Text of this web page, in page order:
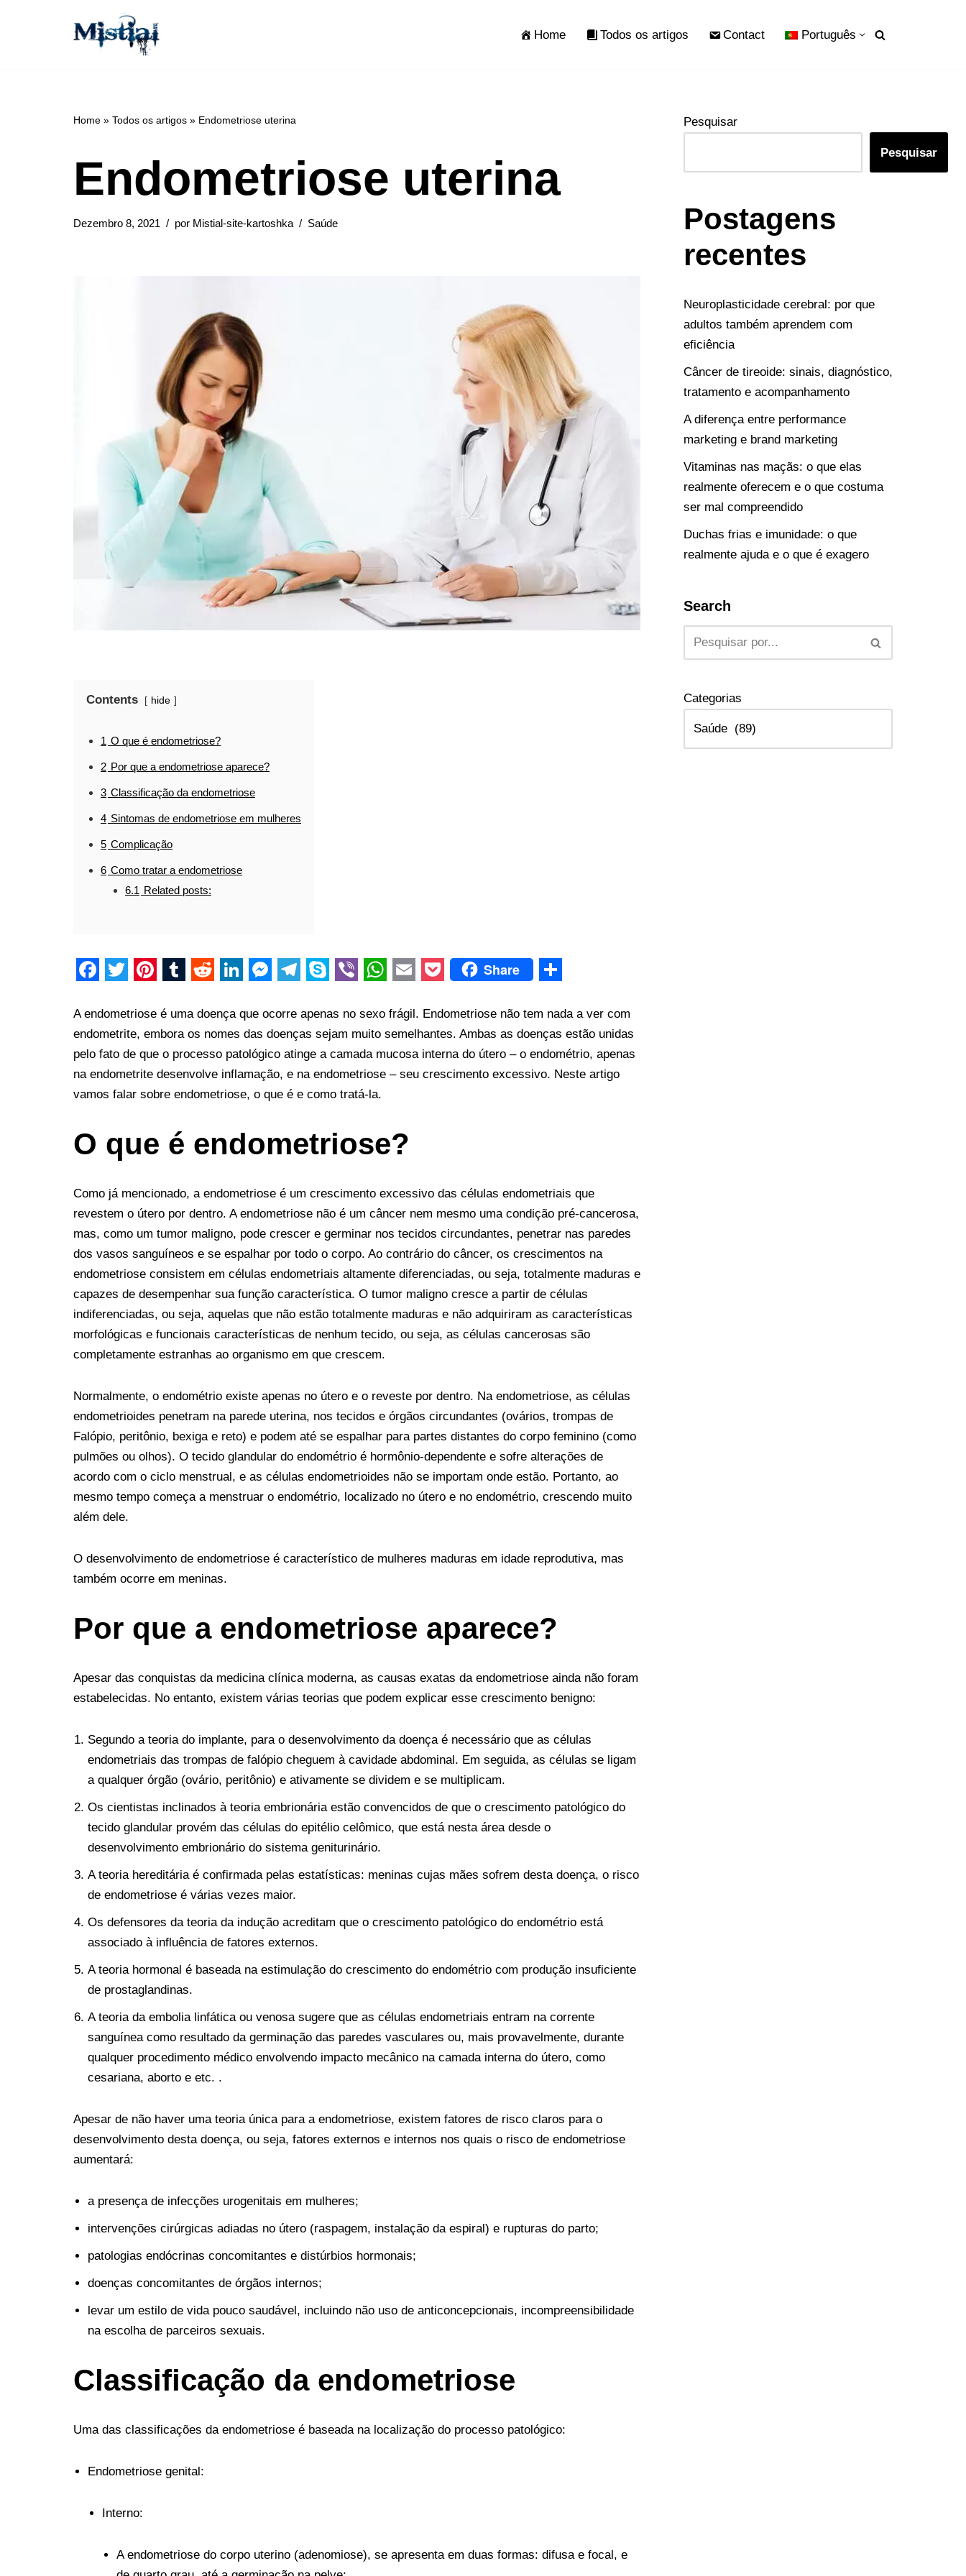
Home Todos os artigos Contact Português
Home » Todos os artigos » Endometriose uterina
Endometriose uterina
Dezembro 8, 2021 por Mistial-site-kartoshka Saúde
Contents hide
1 O que é endometriose?
2 Por que a endometriose aparece?
3 Classificação da endometriose
4 Sintomas de endometriose em mulheres
5 Complicação
6 Como tratar a endometriose
6.1 Related posts:
a
c
e
b
o
k
w
i
t
t
i
n
t
e
s
u
m
b
l
e
d
d
i
i
n
k
e
n
e
s
s
e
n
e
e
l
e
g
m
k
y
p
e
i
b
e
r
h
a
t
s
p
m
a
i
l
o
c
k
e
Share
h
a
r
e
A endometriose é uma doença que ocorre apenas no sexo frágil. Endometriose não tem nada a ver com
endometrite, embora os nomes das doenças sejam muito semelhantes. Ambas as doenças estão unidas
pelo fato de que o processo patológico atinge a camada mucosa interna do útero – o endométrio, apenas
na endometrite desenvolve inflamação, e na endometriose – seu crescimento excessivo. Neste artigo
vamos falar sobre endometriose, o que é e como tratá-la.
O que é endometriose?
Como já mencionado, a endometriose é um crescimento excessivo das células endometriais que
revestem o útero por dentro. A endometriose não é um câncer nem mesmo uma condição pré-cancerosa,
mas, como um tumor maligno, pode crescer e germinar nos tecidos circundantes, penetrar nas paredes
dos vasos sanguíneos e se espalhar por todo o corpo. Ao contrário do câncer, os crescimentos na
endometriose consistem em células endometriais altamente diferenciadas, ou seja, totalmente maduras e
capazes de desempenhar sua função característica. O tumor maligno cresce a partir de células
indiferenciadas, ou seja, aquelas que não estão totalmente maduras e não adquiriram as características
morfológicas e funcionais características de nenhum tecido, ou seja, as células cancerosas são
completamente estranhas ao organismo em que crescem.
Normalmente, o endométrio existe apenas no útero e o reveste por dentro. Na endometriose, as células
endometrioides penetram na parede uterina, nos tecidos e órgãos circundantes (ovários, trompas de
Falópio, peritônio, bexiga e reto) e podem até se espalhar para partes distantes do corpo feminino (como
pulmões ou olhos). O tecido glandular do endométrio é hormônio-dependente e sofre alterações de
acordo com o ciclo menstrual, e as células endometrioides não se importam onde estão. Portanto, ao
mesmo tempo começa a menstruar o endométrio, localizado no útero e no endométrio, crescendo muito
além dele.
O desenvolvimento de endometriose é característico de mulheres maduras em idade reprodutiva, mas
também ocorre em meninas.
Por que a endometriose aparece?
Apesar das conquistas da medicina clínica moderna, as causas exatas da endometriose ainda não foram
estabelecidas. No entanto, existem várias teorias que podem explicar esse crescimento benigno:
Segundo a teoria do implante, para o desenvolvimento da doença é necessário que as células
endometriais das trompas de falópio cheguem à cavidade abdominal. Em seguida, as células se ligam
a qualquer órgão (ovário, peritônio) e ativamente se dividem e se multiplicam.
Os cientistas inclinados à teoria embrionária estão convencidos de que o crescimento patológico do
tecido glandular provém das células do epitélio celômico, que está nesta área desde o
desenvolvimento embrionário do sistema geniturinário.
A teoria hereditária é confirmada pelas estatísticas: meninas cujas mães sofrem desta doença, o risco
de endometriose é várias vezes maior.
Os defensores da teoria da indução acreditam que o crescimento patológico do endométrio está
associado à influência de fatores externos.
A teoria hormonal é baseada na estimulação do crescimento do endométrio com produção insuficiente
de prostaglandinas.
A teoria da embolia linfática ou venosa sugere que as células endometriais entram na corrente
sanguínea como resultado da germinação das paredes vasculares ou, mais provavelmente, durante
qualquer procedimento médico envolvendo impacto mecânico na camada interna do útero, como
cesariana, aborto e etc. .
Apesar de não haver uma teoria única para a endometriose, existem fatores de risco claros para o
desenvolvimento desta doença, ou seja, fatores externos e internos nos quais o risco de endometriose
aumentará:
a presença de infecções urogenitais em mulheres;
intervenções cirúrgicas adiadas no útero (raspagem, instalação da espiral) e rupturas do parto;
patologias endócrinas concomitantes e distúrbios hormonais;
doenças concomitantes de órgãos internos;
levar um estilo de vida pouco saudável, incluindo não uso de anticoncepcionais, incompreensibilidade
na escolha de parceiros sexuais.
Classificação da endometriose
Uma das classificações da endometriose é baseada na localização do processo patológico:
Endometriose genital:
Interno:
A endometriose do corpo uterino (adenomiose), se apresenta em duas formas: difusa e focal, e
Pesquisar
Pesquisar
Postagens
recentes
Neuroplasticidade cerebral: por que
adultos também aprendem com
eficiência
Câncer de tireoide: sinais, diagnóstico,
tratamento e acompanhamento
A diferença entre performance
marketing e brand marketing
Vitaminas nas maçãs: o que elas
realmente oferecem e o que costuma
ser mal compreendido
Duchas frias e imunidade: o que
realmente ajuda e o que é exagero
Search
Categorias